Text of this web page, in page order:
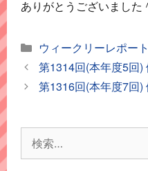
ありがとうございました
カ
テ
ゴ
リ
ウィークリーレポート
第1314回(本年度5回)
第1316回(本年度7回)
索: